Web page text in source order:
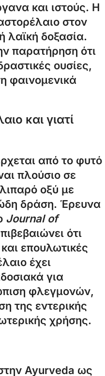
και ιστούς. Η
στον
λαϊκή δοξασία.
παρατήρηση ότι
ουσίες,
φαινομενικά
και γιατί
από το φυτό
πλούσιο σε
οξύ με
δράση. Έρευνα
Journal of
ότι
επουλωτικές
έχει
για
φλεγμονών,
της εντερικής
χρήσης.
Ayurveda ως